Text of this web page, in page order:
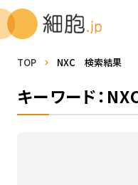
TOP NXC 検索結果
キーワード：